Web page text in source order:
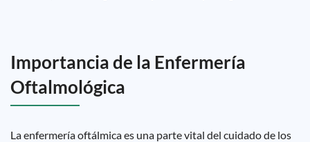
Importancia de la Enfermería
Oftalmológica
La enfermería oftálmica es una parte vital del cuidado de los